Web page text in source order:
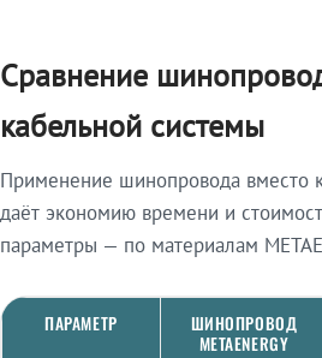
Сравнение
кабельной системы
Применение шинопровода вместо
даёт экономию времени и
параметры — по материалам
ПАРАМЕТР
ШИНОПРОВОД
METAENERGY